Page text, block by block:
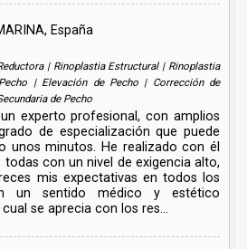
España
| Rinoplastia Estructural | Rinoplastia
| Elevación de Pecho | Corrección de
de Pecho
experto profesional, con amplios
de especialización que puede
unos minutos. He realizado con él
todas con un nivel de exigencia alto,
mis expectativas en todos los
un sentido médico y estético
se aprecia con los res...